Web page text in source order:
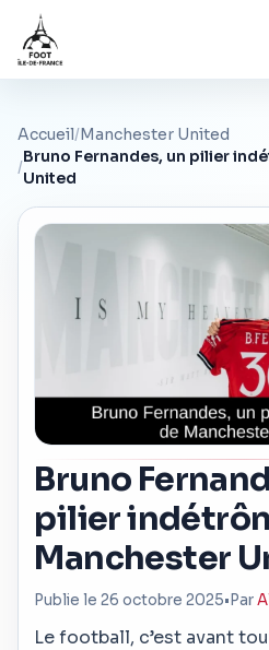
Accueil/Manchester United
/
Bruno Fernandes, un pilier
United
Bruno
pilier
Manchester
Publie le 26 octobre 2025• Par
Le football, c’est avant